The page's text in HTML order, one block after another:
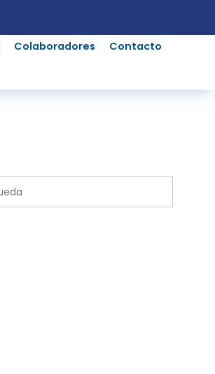
Colaboradores Contacto